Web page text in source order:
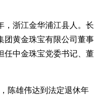
，浙江金华浦江县人。长
团黄金珠宝有限公司董事
任中金珠宝党委书记、董
陈雄伟达到法定退休年